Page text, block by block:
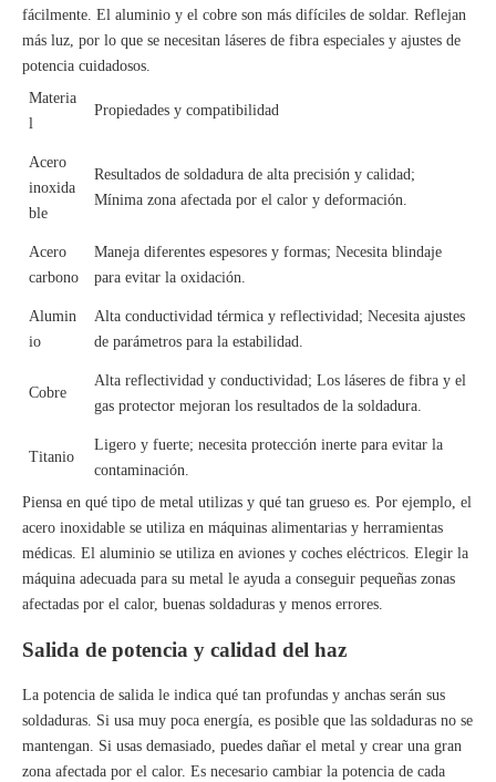
fácilmente. El aluminio y el cobre son más difíciles de soldar. Reflejan
más luz, por lo que se necesitan láseres de fibra especiales y ajustes de
potencia cuidadosos.
Materia
l
Propiedades y compatibilidad
Acero
inoxida
ble
Resultados de soldadura de alta precisión y calidad;
Mínima zona afectada por el calor y deformación.
Acero
carbono
Maneja diferentes espesores y formas; Necesita blindaje
para evitar la oxidación.
Alumin
io
Alta conductividad térmica y reflectividad; Necesita ajustes
de parámetros para la estabilidad.
Cobre
Alta reflectividad y conductividad; Los láseres de fibra y el
gas protector mejoran los resultados de la soldadura.
Titanio
Ligero y fuerte; necesita protección inerte para evitar la
contaminación.
Piensa en qué tipo de metal utilizas y qué tan grueso es. Por ejemplo, el
acero inoxidable se utiliza en máquinas alimentarias y herramientas
médicas. El aluminio se utiliza en aviones y coches eléctricos. Elegir la
máquina adecuada para su metal le ayuda a conseguir pequeñas zonas
afectadas por el calor, buenas soldaduras y menos errores.
Salida de potencia y calidad del haz
La potencia de salida le indica qué tan profundas y anchas serán sus
soldaduras. Si usa muy poca energía, es posible que las soldaduras no se
mantengan. Si usas demasiado, puedes dañar el metal y crear una gran
zona afectada por el calor. Es necesario cambiar la potencia de cada